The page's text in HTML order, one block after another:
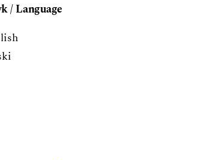
/ Language